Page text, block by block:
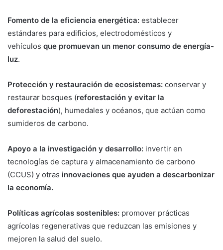
Fomento de la eficiencia energética: establecer
estándares para edificios, electrodomésticos y
vehículos que promuevan un menor consumo de energía-
luz.
Protección y restauración de ecosistemas: conservar y
restaurar bosques (reforestación y evitar la
deforestación), humedales y océanos, que actúan como
sumideros de carbono.
Apoyo a la investigación y desarrollo: invertir en
tecnologías de captura y almacenamiento de carbono
(CCUS) y otras innovaciones que ayuden a descarbonizar
la economía.
Políticas agrícolas sostenibles: promover prácticas
agrícolas regenerativas que reduzcan las emisiones y
mejoren la salud del suelo.